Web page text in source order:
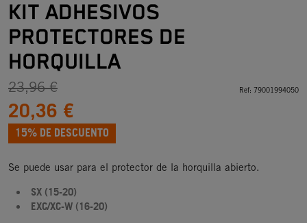
KIT ADHESIVOS
PROTECTORES DE
HORQUILLA
23,96 €
20,36 €
15% DE DESCUENTO
Ref: 79001994050
Se puede usar para el protector de la horquilla abierto.
SX (15-20)
EXC/XC-W (16-20)